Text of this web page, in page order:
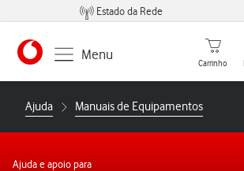
Estado da Rede
https://www.vodafone.pt
Menu
Carrinho
Ajuda Manuais de Equipamentos
Ajuda e apoio para